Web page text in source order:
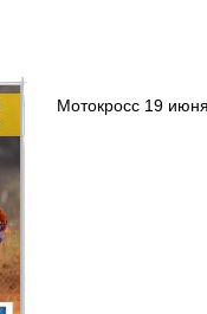
Мотокросс 19